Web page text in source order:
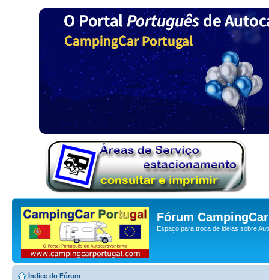
Fórum
Espaço para troca de ideias sobre
Índice do Fórum